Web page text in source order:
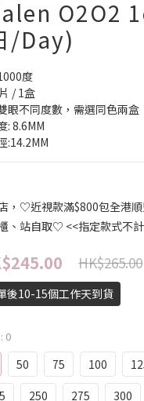
O2O2
/Day)
度
/ 1盒
眼不同度數，需選同色兩盒
: 8.6MM
:14.2MM
，♡近視款滿$800包全港
、站自取♡ <<指定款式不
HK$265.00
後10-15個工作天到貨
: 0
50 75 100
250 275 300